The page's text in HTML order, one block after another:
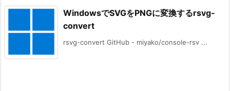
WindowsでSVGをPNGに変換するrsvg-
convert
rsvg-convert GitHub - miyako/console-rsv ...